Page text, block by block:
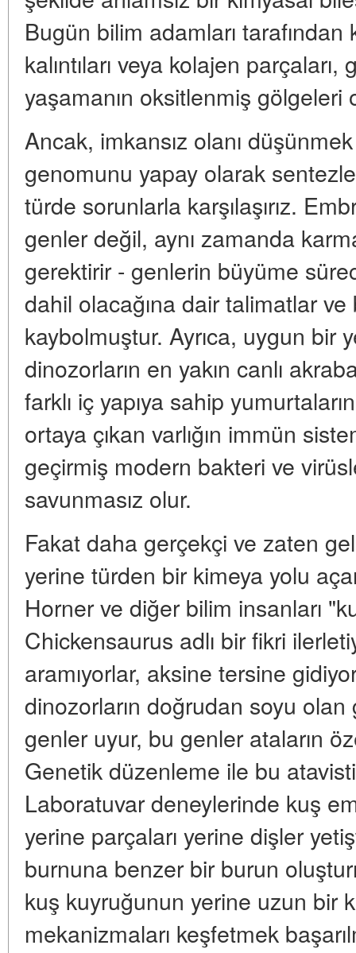
Bugün bilim adamları
kalıntıları veya kolajen
yaşamanın oksitlenmiş
Ancak, imkansız olanı
genomunu yapay olarak
türde sorunlarla karşılaşırız.
genler değil, aynı zamanda
gerektirir - genlerin büyüme
dahil olacağına dair talimatlar
kaybolmuştur. Ayrıca, uygun bir
dinozorların en yakın canlı
farklı iç yapıya sahip
ortaya çıkan varlığın immün
geçirmiş modern bakteri ve
savunmasız olur.
Fakat daha gerçekçi ve zaten
yerine türden bir kimeya yolu
Horner ve diğer bilim insanları
Chickensaurus adlı bir fikri
aramıyorlar, aksine tersine
dinozorların doğrudan soyu
genler uyur, bu genler ataların
Genetik düzenleme ile bu
Laboratuvar deneylerinde kuş
yerine parçaları yerine dişler
burnuna benzer bir burun
kuş kuyruğunun yerine uzun bir
mekanizmaları keşfetmek